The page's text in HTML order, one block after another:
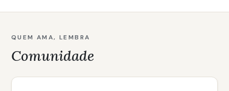
QUEM AMA, LEMBRA
Comunidade